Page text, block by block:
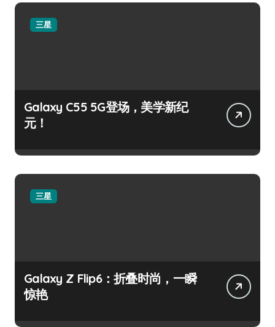
三星
Galaxy C55 5G登场，美学新纪
元！
三星
Galaxy Z Flip6：折叠时尚，一瞬
惊艳